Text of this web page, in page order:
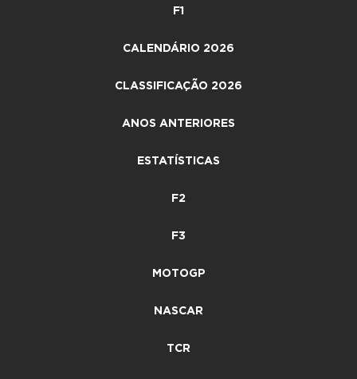
F1
CALENDÁRIO 2026
CLASSIFICAÇÃO 2026
ANOS ANTERIORES
ESTATÍSTICAS
F2
F3
MOTOGP
NASCAR
TCR